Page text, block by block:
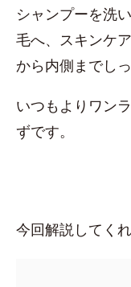
シャンプーを洗
毛へ、スキンケ
から内側までし
いつもよりワン
ずです。
今回解説してく